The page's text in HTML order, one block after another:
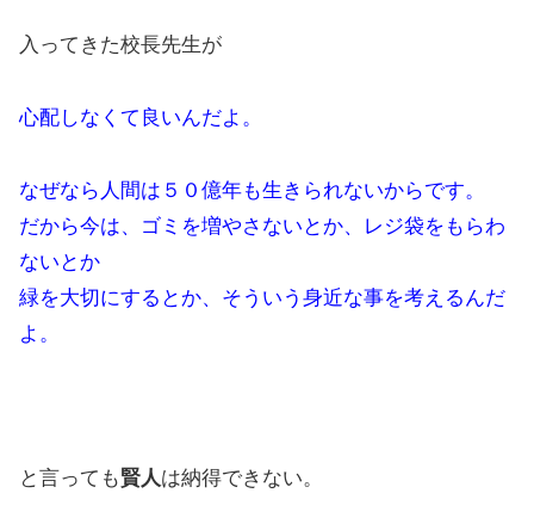
入ってきた校長先生が
心配しなくて良いんだよ。
なぜなら人間は５０億年も生きられないからです。
だから今は、ゴミを増やさないとか、レジ袋をもらわ
ないとか
緑を大切にするとか、そういう身近な事を考えるんだ
よ。
と言っても賢人は納得できない。